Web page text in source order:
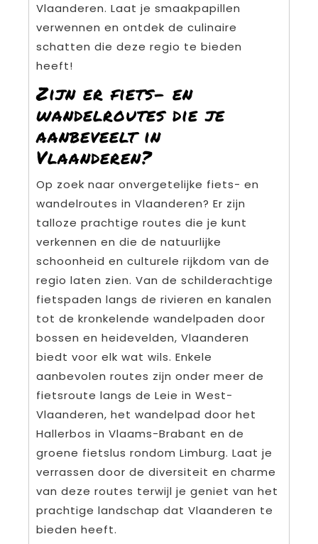
Vlaanderen. Laat je smaakpapillen
verwennen en ontdek de culinaire
schatten die deze regio te bieden
heeft!
Zijn er fiets- en
wandelroutes die je
aanbeveelt in
Vlaanderen?
Op zoek naar onvergetelijke fiets- en
wandelroutes in Vlaanderen? Er zijn
talloze prachtige routes die je kunt
verkennen en die de natuurlijke
schoonheid en culturele rijkdom van de
regio laten zien. Van de schilderachtige
fietspaden langs de rivieren en kanalen
tot de kronkelende wandelpaden door
bossen en heidevelden, Vlaanderen
biedt voor elk wat wils. Enkele
aanbevolen routes zijn onder meer de
fietsroute langs de Leie in West-
Vlaanderen, het wandelpad door het
Hallerbos in Vlaams-Brabant en de
groene fietslus rondom Limburg. Laat je
verrassen door de diversiteit en charme
van deze routes terwijl je geniet van het
prachtige landschap dat Vlaanderen te
bieden heeft.